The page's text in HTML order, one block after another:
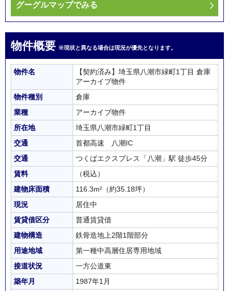
グーグルマップでみる
物件概要 ※現状と異なる場合は現況が優先となります。
物件名
【契約済み】埼玉県八潮市緑町1丁目 倉庫
アーカイブ物件
物件種別
倉庫
業種
アーカイブ物件
所在地
埼玉県八潮市緑町1丁目
交通
首都高速 八潮IC
交通
つくばエクスプレス「八潮」駅 徒歩45分
賃料
（税込）
建物床面積
116.3m² （約35.18坪）
現況
居住中
賃貸借区分
普通賃貸借
建物構造
鉄骨造地上2階1階部分
用途地域
第一種中高層住居専用地域
接道状況
一方公道東
築年月
1987年1月